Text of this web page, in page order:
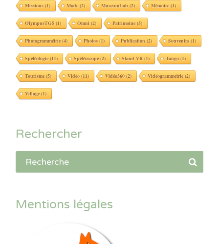
Missions(1) Mode(2) MuseumLab (2) Mémoire(1)
OlympusTG5(1) Omni (2) Patrimoine(5)
Photogrammétrie(4) Photos(1) Publication (2) Souvenirs(1)
Spéléologie(11) Spéléoscope(2) Stand VR (1) Tango(1)
Tourisme(5) Vidéo(11) Vidéo360(2) Vidéogrammétrie(2)
Village(1)
Rechercher
Mentions légales